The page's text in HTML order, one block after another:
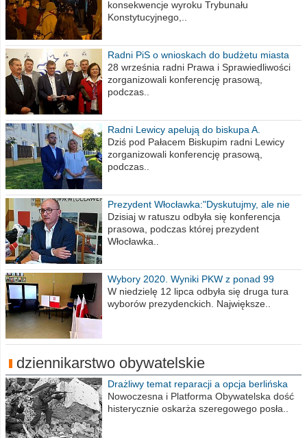
konsekwencje wyroku Trybunału
Konstytucyjnego,..
Radni PiS o wnioskach do budżetu miasta
na 2021 rok
28 września radni Prawa i Sprawiedliwości
zorganizowali konferencję prasową,
podczas..
Radni Lewicy apelują do biskupa A.
Wiesława Meringa
Dziś pod Pałacem Biskupim radni Lewicy
zorganizowali konferencję prasową,
podczas..
Prezydent Włocławka:"Dyskutujmy, ale nie
obrażajmy się”
Dzisiaj w ratuszu odbyła się konferencja
prasowa, podczas której prezydent
Włocławka..
Wybory 2020. Wyniki PKW z ponad 99
procent obwodów
W niedzielę 12 lipca odbyła się druga tura
wyborów prezydenckich. Największe..
dziennikarstwo obywatelskie
Drażliwy temat reparacji a opcja berlińska
Nowoczesna i Platforma Obywatelska dość
histerycznie oskarża szeregowego posła..